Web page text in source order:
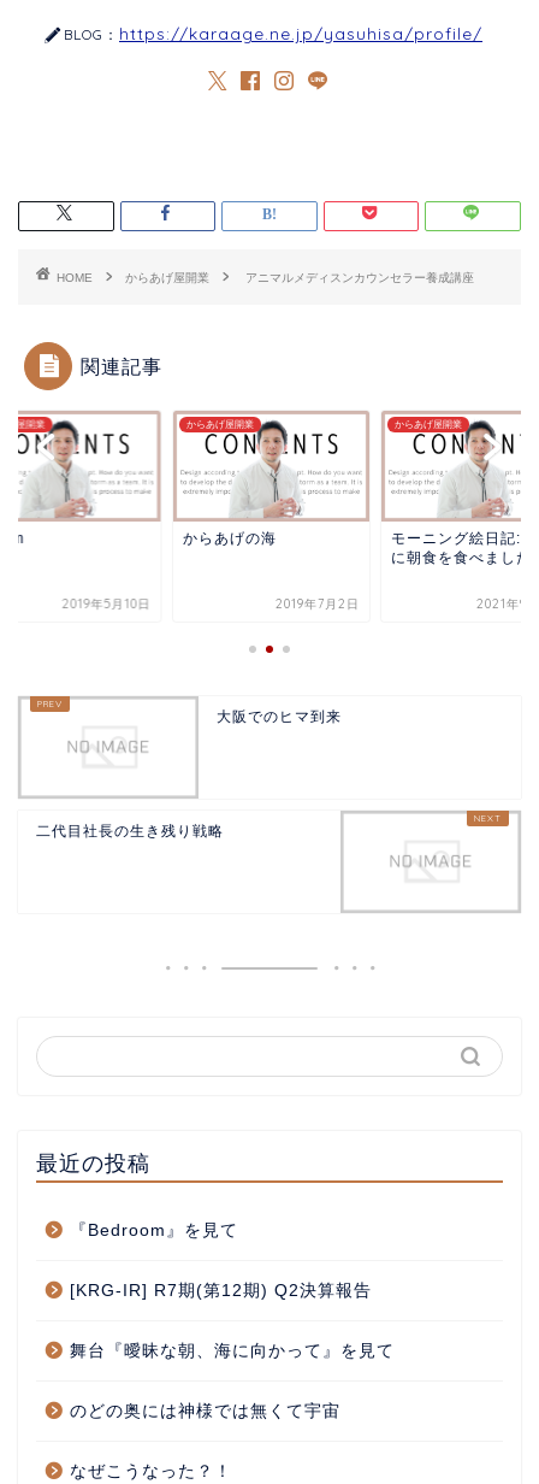
BLOG： https://karaage.ne.jp/yasuhisa/profile/
HOME からあげ屋開業 アニマルメディスンカウンセラー養成講座
関連記事
げ屋開業
2019年5月10日
からあげ屋開業
からあげの海
2019年7月2日
からあげ屋開業
モーニング絵日記:
に朝食を食べました
2021年9
大阪でのヒマ到来
二代目社長の生き残り戦略
最近の投稿
『Bedroom』を見て
[KRG-IR] R7期(第12期) Q2決算報告
舞台『曖昧な朝、海に向かって』を見て
のどの奥には神様では無くて宇宙
なぜこうなった？！